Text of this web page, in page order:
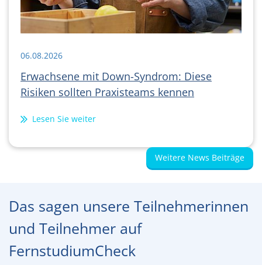
06.08.2026
Erwachsene mit Down-Syndrom: Diese
Risiken sollten Praxisteams kennen
Lesen Sie weiter
Weitere News Beiträge
Das sagen unsere Teilnehmerinnen
und Teilnehmer auf
FernstudiumCheck